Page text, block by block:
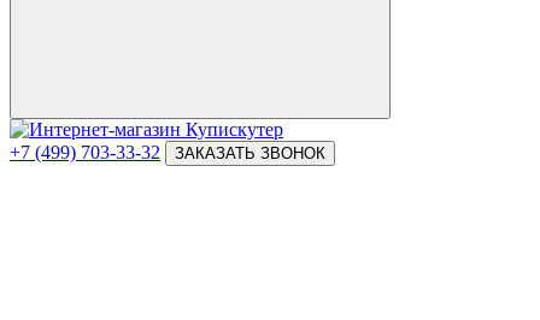
+7 (499) 703-33-32 ЗАКАЗАТЬ ЗВОНОК